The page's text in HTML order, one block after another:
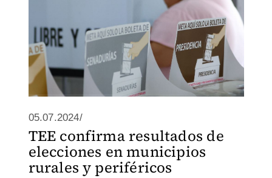
05.07.2024/
TEE confirma resultados de
elecciones en municipios
rurales y periféricos